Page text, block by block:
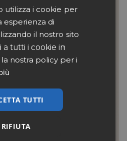
utilizza i cookie per
esperienza di
il nostro sito
tutti i cookie in
nostra policy per i
TUTTI
RIFIUTA